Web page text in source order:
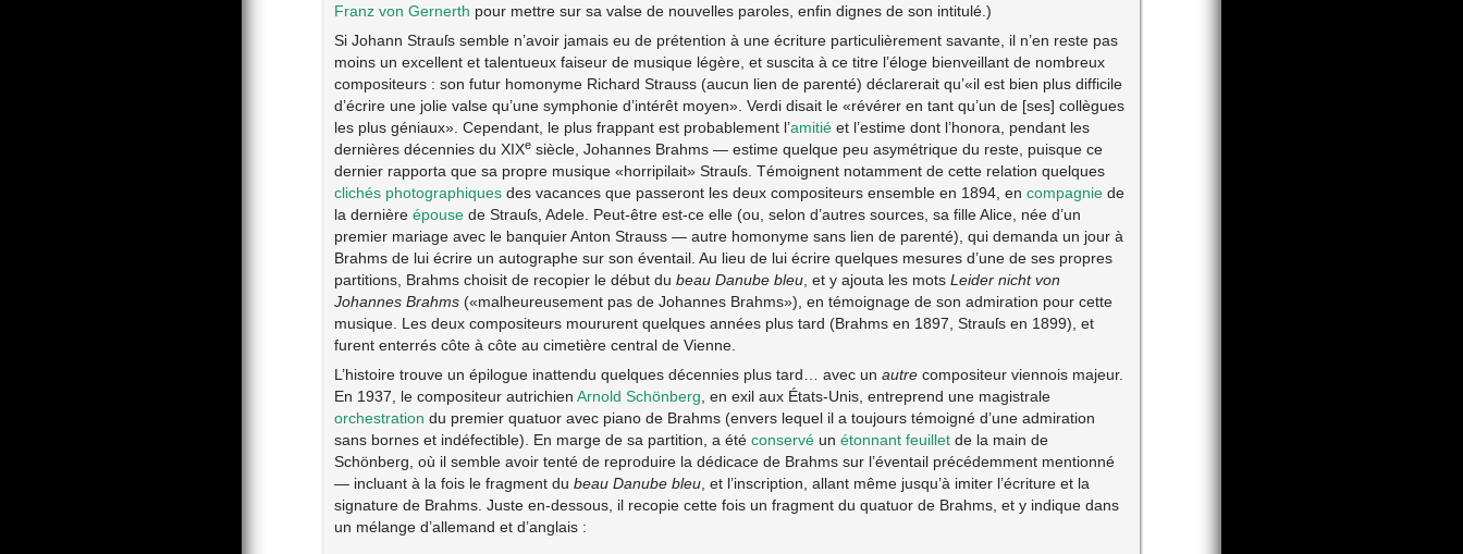
Franz von Gernerth pour mettre sur sa valse de nouvelles paroles, enfin dignes de son intitulé.)
Si Johann Strauſs semble n’avoir jamais eu de prétention à une écriture particulièrement savante, il n’en reste pas
moins un excellent et talentueux faiseur de musique légère, et suscita à ce titre l’éloge bienveillant de nombreux
compositeurs : son futur homonyme Richard Strauss (aucun lien de parenté) déclarerait qu’«il est bien plus difficile
d’écrire une jolie valse qu’une symphonie d’intérêt moyen». Verdi disait le «révérer en tant qu’un de [ses] collègues
les plus géniaux». Cependant, le plus frappant est probablement l’amitiéet l’estime dont l’honora, pendant les
dernières décennies du XIXesiècle, Johannes Brahms — estime quelque peu asymétrique du reste, puisque ce
dernier rapporta que sa propre musique «horripilait» Strauſs. Témoignent notamment de cette relation quelques
clichés photographiquesdes vacances que passeront les deux compositeurs ensemble en 1894, en compagniede
la dernière épousede Strauſs, Adele. Peut-être est-ce elle (ou, selon d’autres sources, sa fille Alice, née d’un
premier mariage avec le banquier Anton Strauss — autre homonyme sans lien de parenté), qui demanda un jour à
Brahms de lui écrire un autographe sur son éventail. Au lieu de lui écrire quelques mesures d’une de ses propres
partitions, Brahms choisit de recopier le début du beau Danube bleu, et y ajouta les mots Leider nicht von
Johannes Brahms(«malheureusement pas de Johannes Brahms»), en témoignage de son admiration pour cette
musique. Les deux compositeurs moururent quelques années plus tard (Brahms en 1897, Strauſs en 1899), et
furent enterrés côte à côte au cimetière central de Vienne.
L’histoire trouve un épilogue inattendu quelques décennies plus tard… avec un autrecompositeur viennois majeur.
En 1937, le compositeur autrichien Arnold Schönberg , en exil aux États-Unis, entreprend une magistrale
orchestration du premier quatuor avec piano de Brahms (envers lequel il a toujours témoigné d’une admiration
sans bornes et indéfectible). En marge de sa partition, a été conservéun étonnant feuilletde la main de
Schönberg, où il semble avoir tenté de reproduire la dédicace de Brahms sur l’éventail précédemment mentionné
— incluant à la fois le fragment du beau Danube bleu, et l’inscription, allant même jusqu’à imiter l’écriture et la
signature de Brahms. Juste en-dessous, il recopie cette fois un fragment du quatuor de Brahms, et y indique dans
un mélange d’allemand et d’anglais :